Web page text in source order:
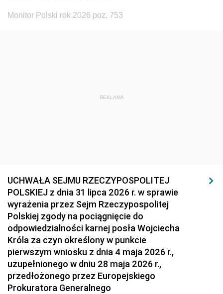
Monitor Polski rok 2026 poz. 753
REKLAMA
UCHWAŁA SEJMU RZECZYPOSPOLITEJ
POLSKIEJ z dnia 31 lipca 2026 r. w sprawie
wyrażenia przez Sejm Rzeczypospolitej
Polskiej zgody na pociągnięcie do
odpowiedzialności karnej posła Wojciecha
Króla za czyn określony w punkcie
pierwszym wniosku z dnia 4 maja 2026 r.,
uzupełnionego w dniu 28 maja 2026 r.,
przedłożonego przez Europejskiego
Prokuratora Generalnego